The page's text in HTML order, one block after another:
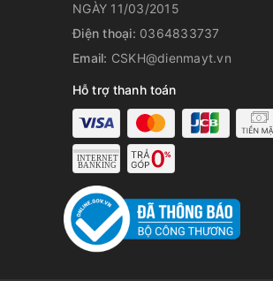
NGÀY 11/03/2015
Điện thoại: 0364833737
Email: CSKH@dienmayt.vn
Hỗ trợ thanh toán